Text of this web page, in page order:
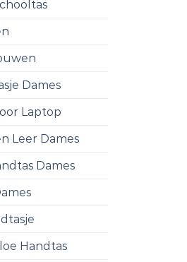
Dames
Laptop
Leer Dames
Dames
Handtas